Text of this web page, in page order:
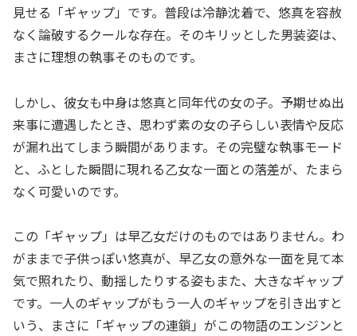
見せる「ギャップ」です。普段は冷静沈着で、悠真を容赦
なく論破するクールな存在。そのキリッとした男装姿は、
まさに理想の執事そのものです。
しかし、彼女も中身は悠真と同年代の女の子。予期せぬ出
来事に遭遇したとき、思わず素の女の子らしい表情や反応
が漏れ出てしまう瞬間があります。その完璧な執事モード
と、ふとした瞬間に現れる乙女な一面との落差が、たまら
なく可愛いのです。
この「ギャップ」は早乙女だけのものではありません。わ
がままで子供っぽい悠真が、早乙女の意外な一面を見て本
気で照れたり、動揺したりする姿もまた、大きなギャップ
です。一人のギャップがもう一人のギャップを引き出すと
いう、まさに「ギャップの連鎖」がこの物語のエンジンと